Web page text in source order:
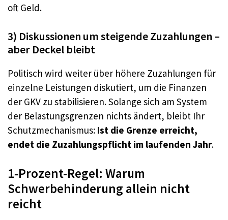
oft Geld.
3) Diskussionen um steigende Zuzahlungen –
aber Deckel bleibt
Politisch wird weiter über höhere Zuzahlungen für
einzelne Leistungen diskutiert, um die Finanzen
der GKV zu stabilisieren. Solange sich am System
der Belastungsgrenzen nichts ändert, bleibt Ihr
Schutzmechanismus: Ist die Grenze erreicht,
endet die Zuzahlungspflicht im laufenden Jahr.
1‑Prozent-Regel: Warum
Schwerbehinderung allein nicht
reicht